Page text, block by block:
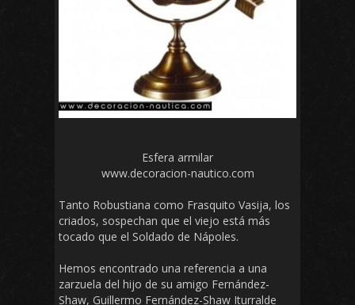
Esfera armilar
www.decoracion-nautico.com
Tanto Robustiana como Frasquito Vasija, los
criados, sospechan que el viejo está más
tocado que el Soldado de Nápoles.
Hemos encontrado una referencia a una
zarzuela del hijo de su amigo Fernández-
Shaw, Guillermo Fernández-Shaw Iturralde